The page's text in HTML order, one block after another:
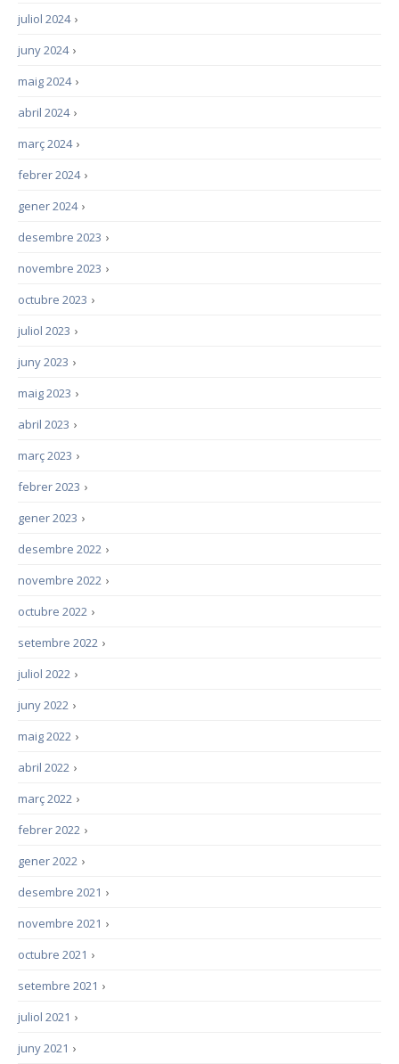
›
juliol 2024
›
juny 2024
›
maig 2024
›
abril 2024
›
març 2024
›
febrer 2024
›
gener 2024
›
desembre 2023
›
novembre 2023
›
octubre 2023
›
juliol 2023
›
juny 2023
›
maig 2023
›
abril 2023
›
març 2023
›
febrer 2023
›
gener 2023
›
desembre 2022
›
novembre 2022
›
octubre 2022
›
setembre 2022
›
juliol 2022
›
juny 2022
›
maig 2022
›
abril 2022
›
març 2022
›
febrer 2022
›
gener 2022
›
desembre 2021
›
novembre 2021
›
octubre 2021
›
setembre 2021
›
juliol 2021
›
juny 2021